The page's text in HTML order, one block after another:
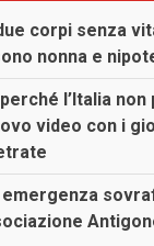
corpi senza
nonna e
l’Italia
video con i